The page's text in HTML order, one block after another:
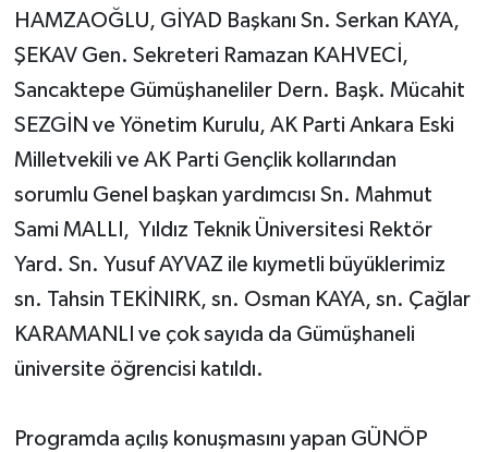
HAMZAOĞLU, GİYAD Başkanı Sn. Serkan KAYA,
ŞEKAV Gen. Sekreteri Ramazan KAHVECİ,
Sancaktepe Gümüşhaneliler Dern. Başk. Mücahit
SEZGİN ve Yönetim Kurulu, AK Parti Ankara Eski
Milletvekili ve AK Parti Gençlik kollarından
sorumlu Genel başkan yardımcısı Sn. Mahmut
Sami MALLI, Yıldız Teknik Üniversitesi Rektör
Yard. Sn. Yusuf AYVAZ ile kıymetli büyüklerimiz
sn. Tahsin TEKİNIRK, sn. Osman KAYA, sn. Çağlar
KARAMANLI ve çok sayıda da Gümüşhaneli
üniversite öğrencisi katıldı.
Programda açılış konuşmasını yapan GÜNÖP